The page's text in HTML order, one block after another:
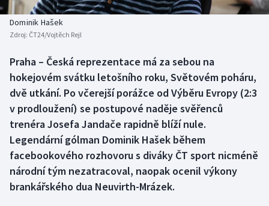
Biatlon
Box
Curling
Dostihy
Florbal
Futsal
Aplikace ČT sport
Dominik Hašek
Zdroj: ČT24/Vojtěch Rejl
Praha – Česká reprezentace má za sebou na
hokejovém svátku letošního roku, Světovém poháru,
dvě utkání. Po včerejší porážce od Výběru Evropy (2:3
v prodloužení) se postupové naděje svěřenců
trenéra Josefa Jandače rapidně blíží nule.
Legendární gólman Dominik Hašek během
facebookového rozhovoru s diváky ČT sport nicméně
národní tým nezatracoval, naopak ocenil výkony
brankářského dua Neuvirth-Mrázek.